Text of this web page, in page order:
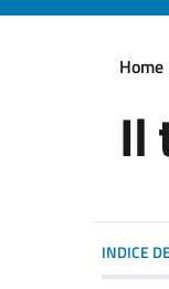
Home
Il
INDICE